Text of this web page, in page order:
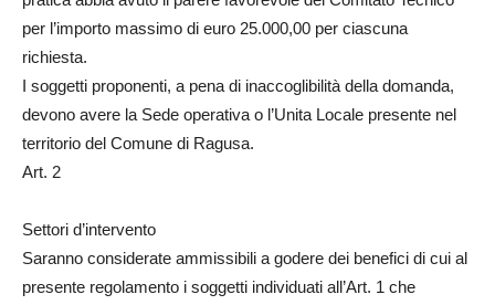
per l’importo massimo di euro 25.000,00 per ciascuna
richiesta.
I soggetti proponenti, a pena di inaccoglibilità della domanda,
devono avere la Sede operativa o l’Unita Locale presente nel
territorio del Comune di Ragusa.
Art. 2
Settori d’intervento
Saranno considerate ammissibili a godere dei benefici di cui al
presente regolamento i soggetti individuati all’Art. 1 che